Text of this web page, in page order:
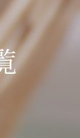
メンズ・車椅子
ネイル
角質除去